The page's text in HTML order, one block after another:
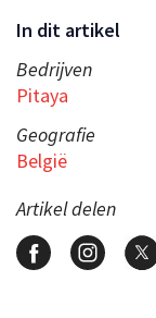
In dit artikel
Bedrijven
Pitaya
Geografie
België
Artikel delen